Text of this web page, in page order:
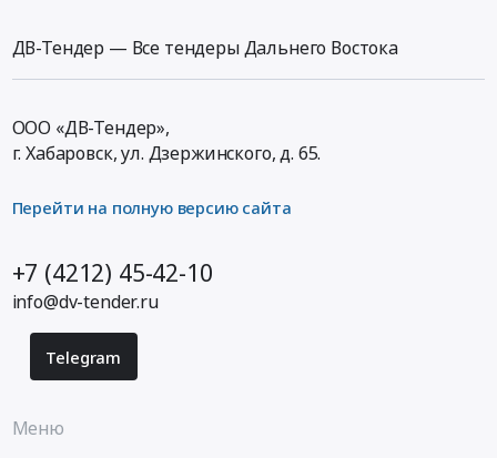
ДВ-Тендер — Все тендеры Дальнего Востока
ООО «ДВ-Тендер»,
г. Хабаровск,ул. Дзержинского, д. 65.
Перейти на полную версию сайта
+7 (4212) 45-42-10
info@dv-tender.ru
Telegram
Меню